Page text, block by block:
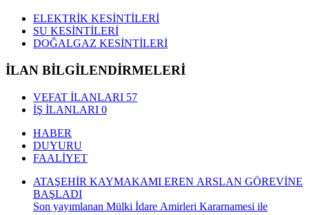
ELEKTRİK KESİNTİLERİ
SU KESİNTİLERİ
DOĞALGAZ KESİNTİLERİ
İLAN BİLGİLENDİRMELERİ
VEFAT İLANLARI 57
İŞ İLANLARI 0
HABER
DUYURU
FAALİYET
ATAŞEHİR KAYMAKAMI EREN ARSLAN GÖREVİNE
BAŞLADI
Son yayımlanan Mülki İdare Amirleri Kararnamesi ile